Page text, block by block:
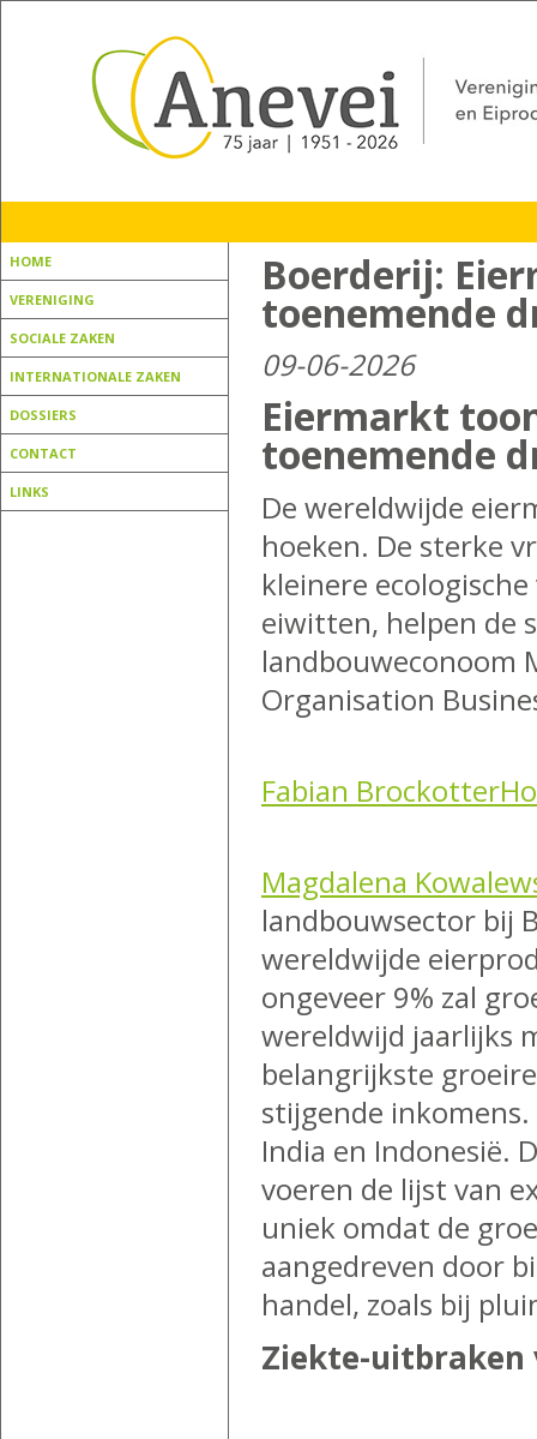
HOME
VERENIGING
SOCIALE ZAKEN
INTERNATIONALE ZAKEN
DOSSIERS
CONTACT
LINKS
Boerderij:
toenemende
09-06-2026
Eiermarkt
toenemende
De wereldwijde
hoeken. De sterke
kleinere
eiwitten, helpen de
landbouweconoom
Organisation
Fabian
Magdalena
landbouwsector bij
wereldwijde
ongeveer 9% zal
wereldwijd jaarlijks
belangrijkste
stijgende
India en Indonesië.
voeren de lijst van
uniek omdat de
aangedreven door
handel, zoals bij
Ziekte-